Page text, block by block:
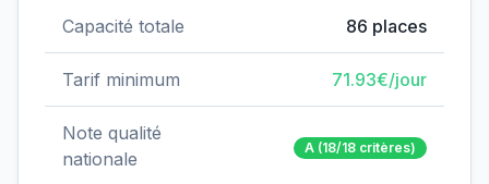
Capacité totale 86 places
Tarif minimum 71.93€/jour
Note qualité
nationale
A (18/18 critères)